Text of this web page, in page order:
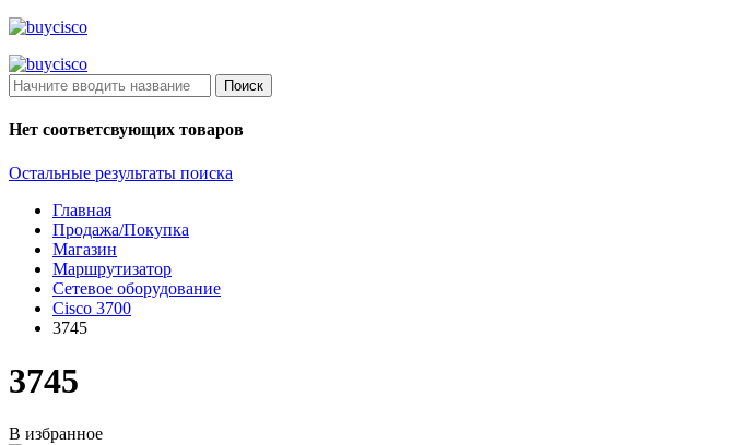
Поиск
Нет соответсвующих товаров
Остальные результаты поиска
Главная
Продажа/Покупка
Магазин
Маршрутизатор
Сетевое оборудование
Cisco 3700
3745
3745
В избранное